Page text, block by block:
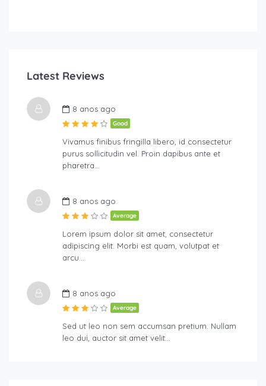
Latest Reviews
8 anos ago
Good
Vivamus finibus fringilla libero, id consectetur
purus sollicitudin vel. Proin dapibus ante et
pharetra…
8 anos ago
Average
Lorem ipsum dolor sit amet, consectetur
adipiscing elit. Morbi est quam, volutpat et
arcu…
8 anos ago
Average
Sed ut leo non sem accumsan pretium. Nullam
leo dui, auctor sit amet velit…